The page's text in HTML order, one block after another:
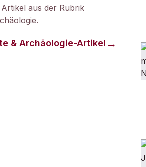
aus der Rubrik
.
& Archäologie-Artikel